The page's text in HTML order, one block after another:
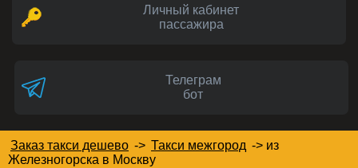
Личный кабинет
пассажира
Телеграм
бот
Заказ такси дешево -> Такси межгород -> из
Железногорска в Москву